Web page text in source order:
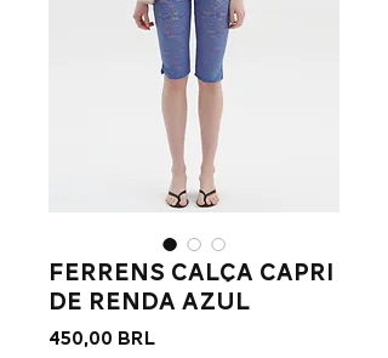
ferrens calça capri
de renda azul
450,00 BRLPrecio